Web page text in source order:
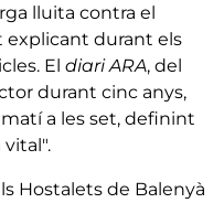
lluita contra el
explicant durant els
El diari ARA, del
durant cinc anys,
a les set, definint
Hostalets de Balenyà